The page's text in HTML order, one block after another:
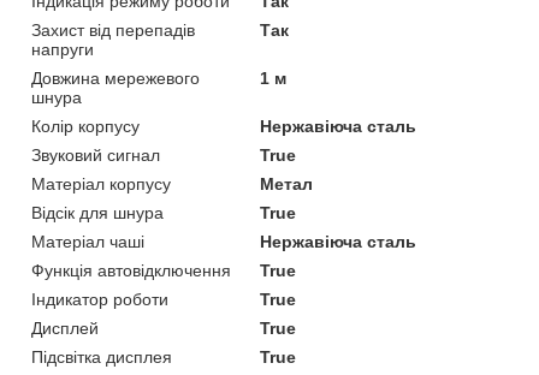
Захист від перепадів
напруги
Так
Довжина мережевого
шнура
1 м
Колір корпусу
Нержавіюча сталь
Звуковий сигнал
True
Матеріал корпусу
Метал
Відсік для шнура
True
Матеріал чаші
Нержавіюча сталь
Функція автовідключення
True
Індикатор роботи
True
Дисплей
True
Підсвітка дисплея
True